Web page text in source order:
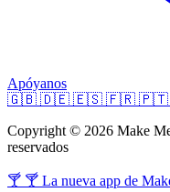
Apóyanos
🇬🇧 🇩🇪 🇪🇸 🇫🇷 🇵🇹
Copyright © 2026 Make
reservados
🍸 🍸 La nueva app de